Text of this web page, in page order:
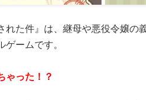
れた件』は、継母や悪役令嬢の
ゲームです。
ゃった！？